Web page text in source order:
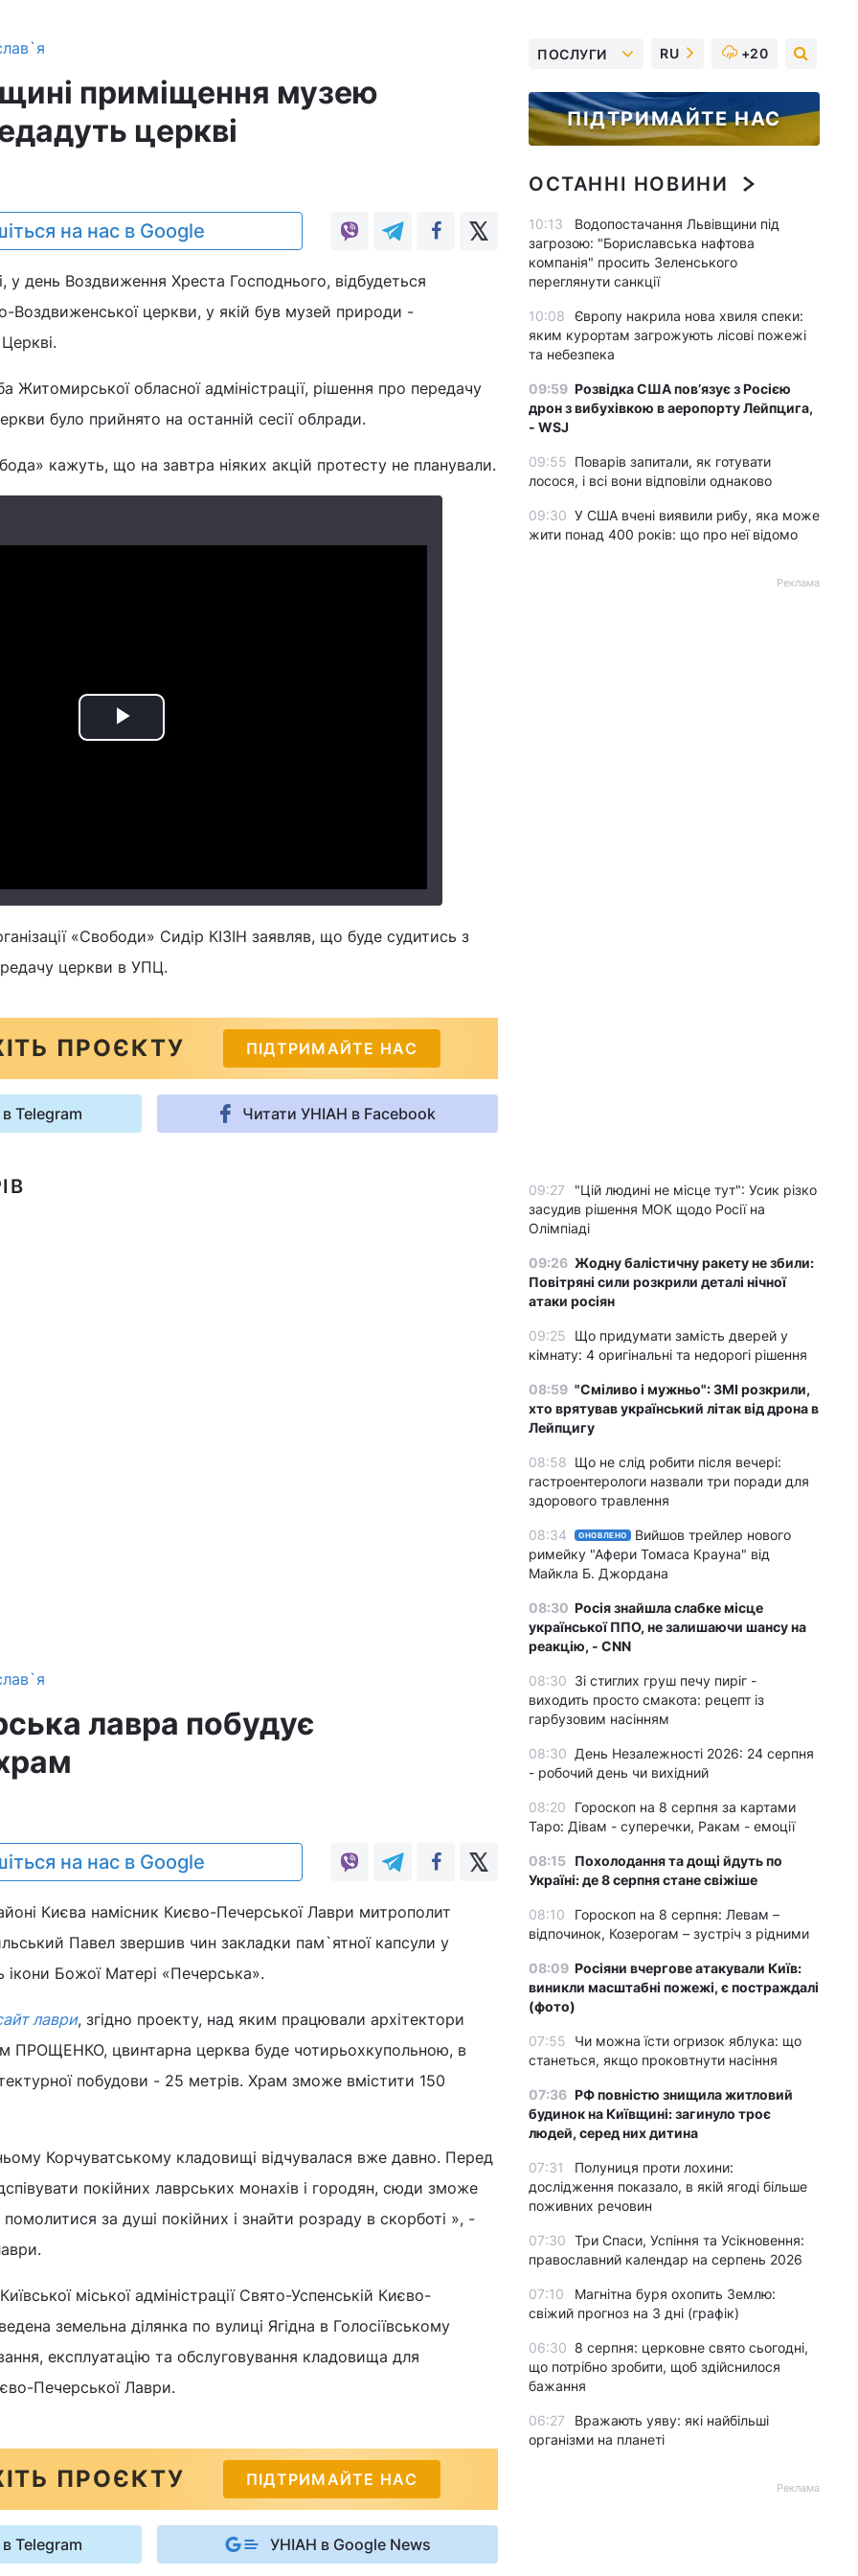
приміщення музею
церкві
на нас в Google
день Воздвиження Хреста Господнього, відбудеться
Воздвиженської церкви, у якій був музей природи -
Житомирської обласної адміністрації, рішення про передачу
було прийнято на останній сесії облради.
кажуть, що на завтра ніяких акцій протесту не планували.
Play
«Свободи» Сидір КІЗІН заявляв, що буде судитись з
церкви в УПЦ.
ПРОЄКТУ ПІДТРИМАЙТЕ НАС
Telegram Читати УНІАН в Facebook
лавра побудує
на нас в Google
Києва намісник Києво-Печерської Лаври митрополит
Павел звершив чин закладки пам`ятної капсули у
Божої Матері «Печерська».
лаври, згідно проекту, над яким працювали архітектори
ПРОЩЕНКО, цвинтарна церква буде чотирьохкупольною, в
побудови - 25 метрів. Храм зможе вмістити 150
Корчуватському кладовищі відчувалася вже давно. Перед
покійних лаврських монахів і городян, сюди зможе
за душі покійних і знайти розраду в скорботі », -
міської адміністрації Свято-Успенській Києво-
земельна ділянка по вулиці Ягідна в Голосіївському
експлуатацію та обслуговування кладовища для
Печерської Лаври.
ПРОЄКТУ ПІДТРИМАЙТЕ НАС
Telegram УНІАН в Google News
ПОСЛУГИ RU +20
ПІДТРИМАЙТЕ НАС
ОСТАННІ НОВИНИ
10:13
Водопостачання Львівщини під
загрозою: "Бориславська нафтова
компанія" просить Зеленського
переглянути санкції
10:08
Європу накрила нова хвиля спеки:
яким курортам загрожують лісові пожежі
та небезпека
09:59 Розвідка США пов’язує з Росією
дрон з вибухівкою в аеропорту Лейпцига,
- WSJ
09:55 Поварів запитали, як готувати
лосося, і всі вони відповіли однаково
09:30 У США вчені виявили рибу, яка може
жити понад 400 років: що про неї відомо
Реклама
09:27
"Цій людині не місце тут": Усик різко
засудив рішення МОК щодо Росії на
Олімпіаді
09:26 Жодну балістичну ракету не збили:
Повітряні сили розкрили деталі нічної
атаки росіян
09:25
Що придумати замість дверей у
кімнату: 4 оригінальні та недорогі рішення
08:59 "Сміливо і мужньо": ЗМІ розкрили,
хто врятував український літак від дрона в
Лейпцигу
08:58 Що не слід робити після вечері:
гастроентерологи назвали три поради для
здорового травлення
08:34 ОНОВЛЕНО
Вийшов трейлер нового
римейку "Афери Томаса Крауна" від
Майкла Б. Джордана
08:30 Росія знайшла слабке місце
української ППО, не залишаючи шансу на
реакцію, - CNN
08:30 Зі стиглих груш печу пиріг -
виходить просто смакота: рецепт із
гарбузовим насінням
08:30 День Незалежності 2026: 24 серпня
- робочий день чи вихідний
08:20
Гороскоп на 8 серпня за картами
Таро: Дівам - суперечки, Ракам - емоції
08:15 Похолодання та дощі йдуть по
Україні: де 8 серпня стане свіжіше
08:10
Гороскоп на 8 серпня: Левам –
відпочинок, Козерогам – зустріч з рідними
08:09 Росіяни вчергове атакували Київ:
виникли масштабні пожежі, є постраждалі
(фото)
07:55
Чи можна їсти огризок яблука: що
станеться, якщо проковтнути насіння
07:36 РФ повністю знищила житловий
будинок на Київщині: загинуло троє
людей, серед них дитина
07:31
Полуниця проти лохини:
дослідження показало, в якій ягоді більше
поживних речовин
07:30 Три Спаси, Успіння та Усікновення:
православний календар на серпень 2026
07:10
Магнітна буря охопить Землю:
свіжий прогноз на 3 дні (графік)
06:30 8 серпня: церковне свято сьогодні,
що потрібно зробити, щоб здійснилося
бажання
06:27
Вражають уяву: які найбільші
організми на планеті
Реклама